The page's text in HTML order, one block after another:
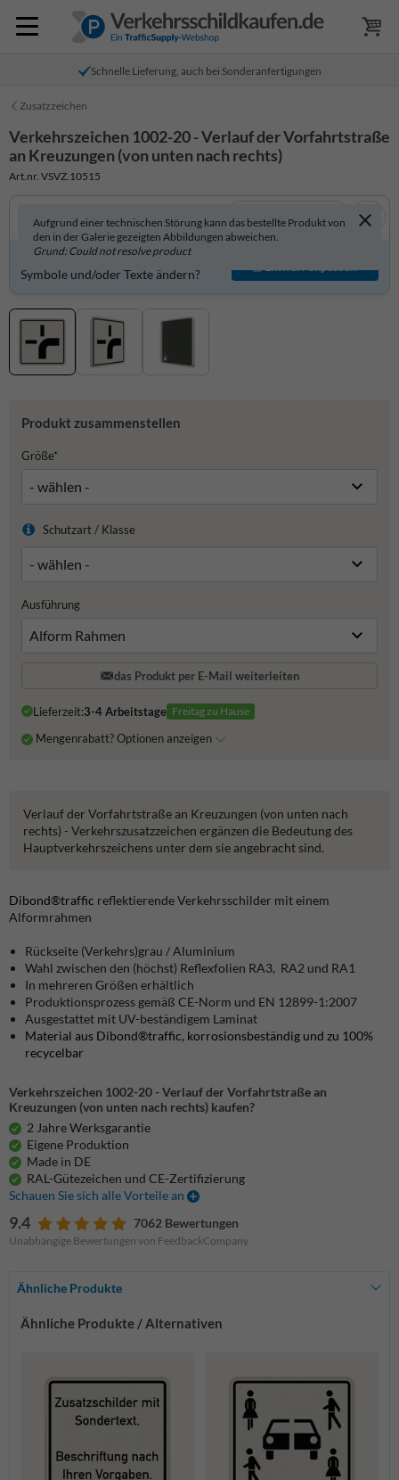
Schnelle Lieferung, auch bei Sonderanfertigungen
Zusatzzeichen
Verkehrszeichen 1002-20 - Verlauf der Vorfahrtstraße
an Kreuzungen (von unten nach rechts)
Art.nr. VSVZ.10515
Aufgrund einer technischen Störung kann das bestellte Produkt von
den in der Galerie gezeigten Abbildungen abweichen.
Grund: Could not resolve product
In 3D anzeigen
Produkt individuell gestalten?
Symbole und/oder Texte ändern?
Entwurf anpassen
Produkt zusammenstellen
Größe*
Schutzart / Klasse
Ausführung
das Produkt per E-Mail weiterleiten
Lieferzeit:3-4 Arbeitstage Freitag zu Hause
Mengenrabatt? Optionen anzeigen
Verlauf der Vorfahrtstraße an Kreuzungen (von unten nach
rechts) - Verkehrszusatzzeichen ergänzen die Bedeutung des
Hauptverkehrszeichens unter dem sie angebracht sind.
Dibond®traffic reflektierende Verkehrsschilder mit einem
Alformrahmen
Rückseite (Verkehrs)grau / Aluminium
Wahl zwischen den (höchst) Reflexfolien RA3, RA2 und RA1
In mehreren Größen erhältlich
Produktionsprozess gemäß CE-Norm und EN 12899-1:2007
Ausgestattet mit UV-beständigem Laminat
Material aus Dibond®traffic, korrosionsbeständig und zu 100%
recycelbar
Verkehrszeichen 1002-20 - Verlauf der Vorfahrtstraße an
Kreuzungen (von unten nach rechts) kaufen?
2 Jahre Werksgarantie
Eigene Produktion
Made in DE
RAL-Gütezeichen und CE-Zertifizierung
Schauen Sie sich alle Vorteile an
9.4 7062 Bewertungen
Unabhängige Bewertungen von FeedbackCompany
Ähnliche Produkte
Ähnliche Produkte / Alternativen